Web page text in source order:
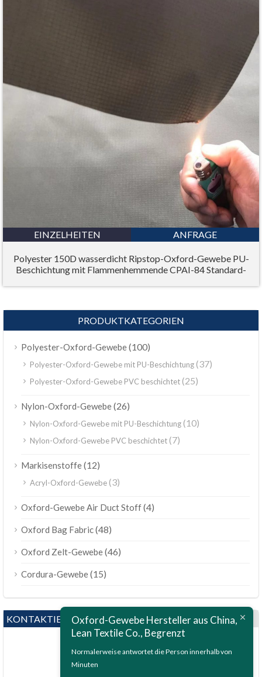
EINZELHEITEN ANFRAGE
Polyester 150D wasserdicht Ripstop-Oxford-Gewebe PU-
Beschichtung mit Flammenhemmende CPAI-84 Standard-
PRODUKTKATEGORIEN
Polyester-Oxford-Gewebe(100)
Polyester-Oxford-Gewebe mit PU-Beschichtung(37)
Polyester-Oxford-Gewebe PVC beschichtet(25)
Nylon-Oxford-Gewebe(26)
Nylon-Oxford-Gewebe mit PU-Beschichtung(10)
Nylon-Oxford-Gewebe PVC beschichtet(7)
Markisenstoffe(12)
Acryl-Oxford-Gewebe(3)
Oxford-Gewebe Air Duct Stoff(4)
Oxford Bag Fabric(48)
Oxford Zelt-Gewebe(46)
Cordura-Gewebe(15)
KONTAKTIERE UNSOxford-Gewebe Hersteller aus China,
Lean Textile Co., Begrenzt
Normalerweise antwortet die Person innerhalb von
Minuten